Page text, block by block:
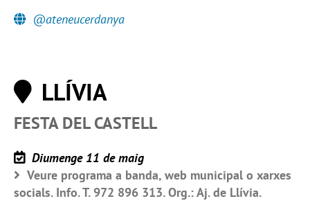
@ateneucerdanya
LLÍVIA
FESTA DEL CASTELL
Diumenge 11 de maig
Veure programa a banda, web municipal o xarxes
socials. Info. T. 972 896 313. Org.: Aj. de Llívia.